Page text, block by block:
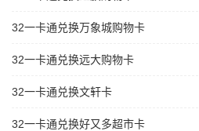
32一卡通兑换万象城购物卡
32一卡通兑换远大购物卡
32一卡通兑换文轩卡
32一卡通兑换好又多超市卡